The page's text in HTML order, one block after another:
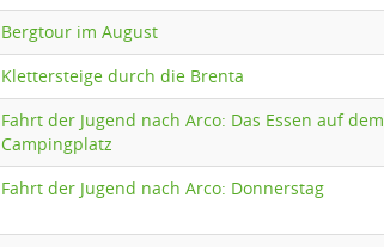
Bergtour im August
Klettersteige durch die Brenta
Fahrt der Jugend nach Arco: Das Essen auf dem
Campingplatz
Fahrt der Jugend nach Arco: Donnerstag